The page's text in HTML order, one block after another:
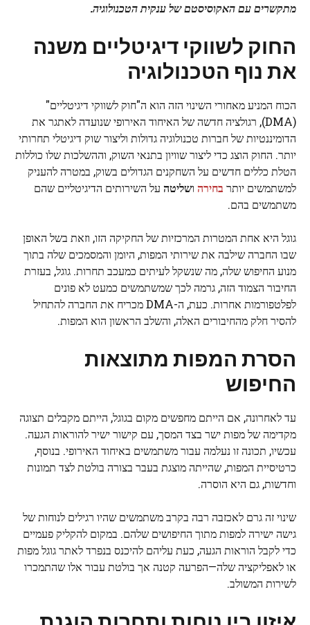
מתקשרים עם האקוסיסטם של ענקית הטכנולוגיה.
החוק לשווקי דיגיטליים משנה
את נוף הטכנולוגיה
הכוח המניע מאחורי השינוי הזה הוא ה"חוק לשווקי דיגיטליים"
(DMA), רגולציה חדשה של האיחוד האירופי שנועדה לאתגר את
הדומיננטיות של חברות טכנולוגיה גדולות וליצור שוק דיגיטלי תחרותי
יותר. החוק הוצג כדי ליצור שוויון בתנאי השוק, וההשלכות שלו כוללות
הטלת כללים חדשים על השחקנים הגדולים בשוק, במטרה להעניק
למשתמשים יותר בחירה ושליטה על השירותים הדיגיטליים שהם
משתמשים בהם.
גוגל היא אחת המטרות המרכזיות של החקיקה הזו, וזאת בשל האופן
שבו החברה שילבה את שירותי המפות, היומן והמסמכים שלה בתוך
מנוע החיפוש שלה, מה שנשקל לעיתים כמעכב תחרות. גוגל, בעזרת
החיבור הצמוד הזה, גרמה לכך שמשתמשים כמעט לא פונים
לפלטפורמות אחרות. כעת, ה-DMA מכריח את החברה להתחיל
להסיר חלק מהחיבורים האלה, והשלב הראשון הוא המפות.
הסרת המפות מתוצאות
החיפוש
עד לאחרונה, אם הייתם מחפשים מקום בגוגל, הייתם מקבלים תצוגה
מקדימה של מפות ישר בצד המסך, עם קישור ישיר להוראות הגעה.
עכשיו, תכונה זו נעלמה עבור משתמשים באיחוד האירופי. בנוסף,
כרטיסיית המפות, שהייתה מוצגת בעבר בצורה בולטת לצד תמונות
וחדשות, גם היא הוסרה.
שינוי זה גרם לאכזבה רבה בקרב משתמשים שהיו רגילים לנוחות של
גישה ישירה למפות מתוך החיפושים שלהם. במקום להקליק פעמיים
כדי לקבל הוראות הגעה, כעת עליהם להיכנס בנפרד לאתר גוגל מפות
או לאפליקציה שלה—הפרעה קטנה אך בולטת עבור אלו שהתמכרו
לשירות המשולב.